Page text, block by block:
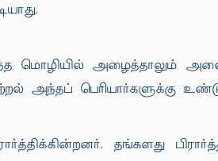
மொழியில் அழைத்தாலும்
பெரியார்களுக்கு உண்டு
தங்களது